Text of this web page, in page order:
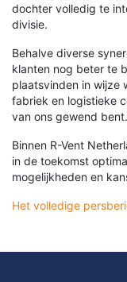
dochter volledig te
divisie.
Behalve diverse
klanten nog beter te
plaatsvinden in wijze
fabriek en logistieke
van ons gewend bent.
Binnen R-Vent
in de toekomst
mogelijkheden en
Het volledige